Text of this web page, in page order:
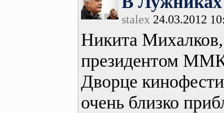
stalex 24.03.2012
Никита Михалков,
президентом
Дворце
очень близко